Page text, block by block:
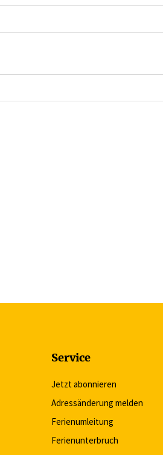
Service
Jetzt abonnieren
Adressänderung melden
Ferienumleitung
Ferienunterbruch